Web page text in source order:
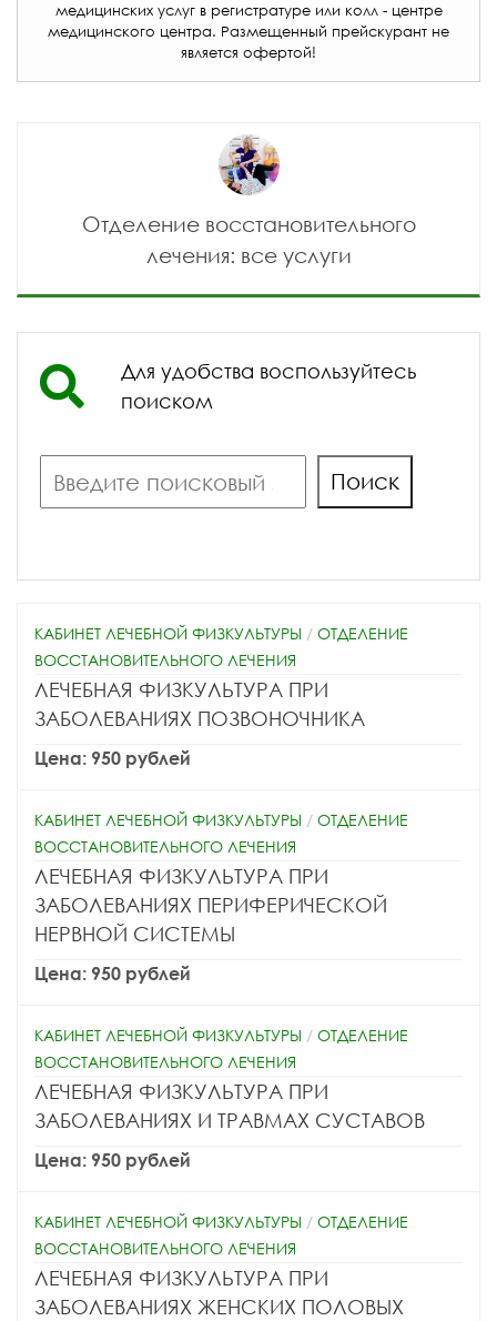
медицинских услуг в регистратуре или колл - центре
медицинского центра. Размещенный прейскурант не
является офертой!
Отделение восстановительного
лечения: все услуги
Для удобства воспользуйтесь
поиском
Поиск
КАБИНЕТ ЛЕЧЕБНОЙ ФИЗКУЛЬТУРЫ / ОТДЕЛЕНИЕ
ВОССТАНОВИТЕЛЬНОГО ЛЕЧЕНИЯ
ЛЕЧЕБНАЯ ФИЗКУЛЬТУРА ПРИ
ЗАБОЛЕВАНИЯХ ПОЗВОНОЧНИКА
Цена: 950 рублей
КАБИНЕТ ЛЕЧЕБНОЙ ФИЗКУЛЬТУРЫ / ОТДЕЛЕНИЕ
ВОССТАНОВИТЕЛЬНОГО ЛЕЧЕНИЯ
ЛЕЧЕБНАЯ ФИЗКУЛЬТУРА ПРИ
ЗАБОЛЕВАНИЯХ ПЕРИФЕРИЧЕСКОЙ
НЕРВНОЙ СИСТЕМЫ
Цена: 950 рублей
КАБИНЕТ ЛЕЧЕБНОЙ ФИЗКУЛЬТУРЫ / ОТДЕЛЕНИЕ
ВОССТАНОВИТЕЛЬНОГО ЛЕЧЕНИЯ
ЛЕЧЕБНАЯ ФИЗКУЛЬТУРА ПРИ
ЗАБОЛЕВАНИЯХ И ТРАВМАХ СУСТАВОВ
Цена: 950 рублей
КАБИНЕТ ЛЕЧЕБНОЙ ФИЗКУЛЬТУРЫ / ОТДЕЛЕНИЕ
ВОССТАНОВИТЕЛЬНОГО ЛЕЧЕНИЯ
ЛЕЧЕБНАЯ ФИЗКУЛЬТУРА ПРИ
ЗАБОЛЕВАНИЯХ ЖЕНСКИХ ПОЛОВЫХ